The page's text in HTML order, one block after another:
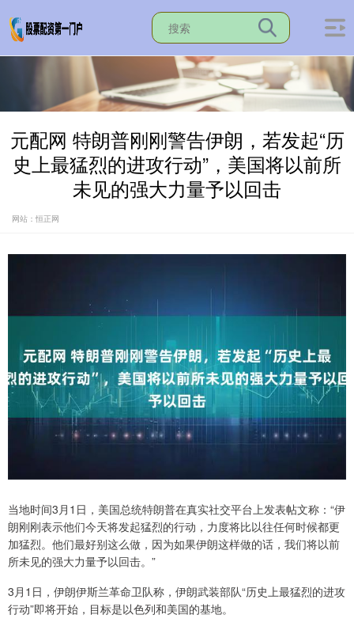
元配网 特朗普刚刚警告伊朗，若发起“历
史上最猛烈的进攻行动”，美国将以前所
未见的强大力量予以回击
网站：恒正网
当地时间3月1日，美国总统特朗普在真实社交平台上发表帖文称：“伊
朗刚刚表示他们今天将发起猛烈的行动，力度将比以往任何时候都更
加猛烈。他们最好别这么做，因为如果伊朗这样做的话，我们将以前
所未见的强大力量予以回击。”
3月1日，伊朗伊斯兰革命卫队称，伊朗武装部队“历史上最猛烈的进攻
行动”即将开始，目标是以色列和美国的基地。